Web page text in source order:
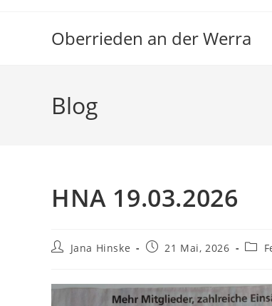
Oberrieden an der Werra
Blog
HNA 19.03.2026
Beitrags-
Jana Hinske
Beitrag21 Mai, 2026